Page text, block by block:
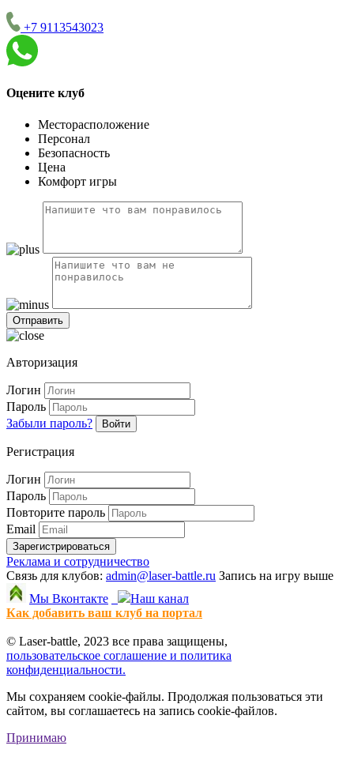
+7 9113543023
Оцените клуб
Месторасположение
Персонал
Безопасность
Цена
Комфорт игры
Авторизация
Логин
Пароль
Забыли пароль?
Войти
Регистрация
Логин
Пароль
Повторите пароль
Email
Зарегистрироваться
Реклама и сотрудничество
Связь для клубов: admin@laser-battle.ru Запись на игру выше
Мы Вконтакте
Наш канал
Как добавить ваш клуб на портал
© Laser-battle, 2023 все права защищены,
пользовательское соглашение и политика
конфиденциальности.
Мы сохраняем cookie-файлы. Продолжая пользоваться эти
сайтом, вы соглашаетесь на запись cookie-файлов.
Принимаю